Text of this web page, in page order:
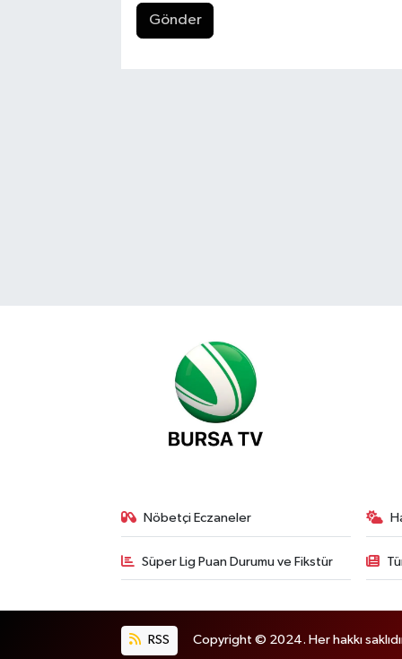
Gönder
Nöbetçi Eczaneler
Süper Lig Puan Durumu ve Fikstür
RSS Copyright © 2024. Her hakkı